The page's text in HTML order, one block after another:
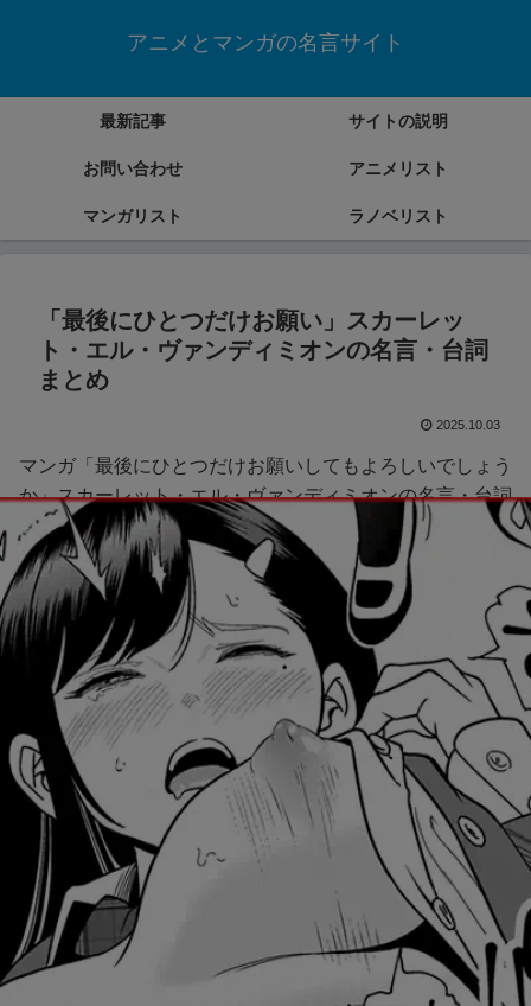
アニメとマンガの名言サイト
最新記事 サイトの説明
お問い合わせ アニメリスト
マンガリスト ラノベリスト
「最後にひとつだけお願い」スカーレッ
ト・エル・ヴァンディミオンの名言・台詞
まとめ
2025.10.03
マンガ「最後にひとつだけお願いしてもよろしいでしょう
か」スカーレット・エル・ヴァンディミオンの名言・台詞
をまとめていきます。